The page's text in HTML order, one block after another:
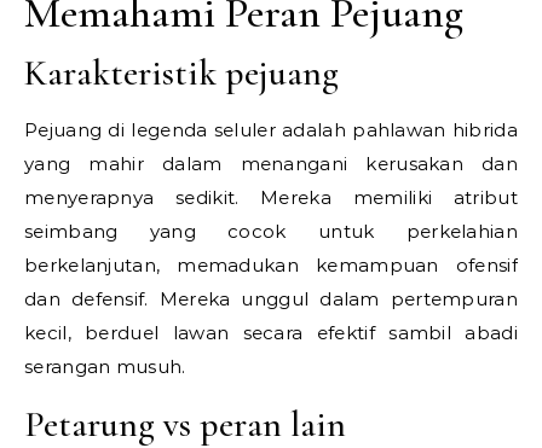
Memahami Peran Pejuang
Karakteristik pejuang
Pejuang di legenda seluler adalah pahlawan hibrida
yang mahir dalam menangani kerusakan dan
menyerapnya sedikit. Mereka memiliki atribut
seimbang yang cocok untuk perkelahian
berkelanjutan, memadukan kemampuan ofensif
dan defensif. Mereka unggul dalam pertempuran
kecil, berduel lawan secara efektif sambil abadi
serangan musuh.
Petarung vs peran lain